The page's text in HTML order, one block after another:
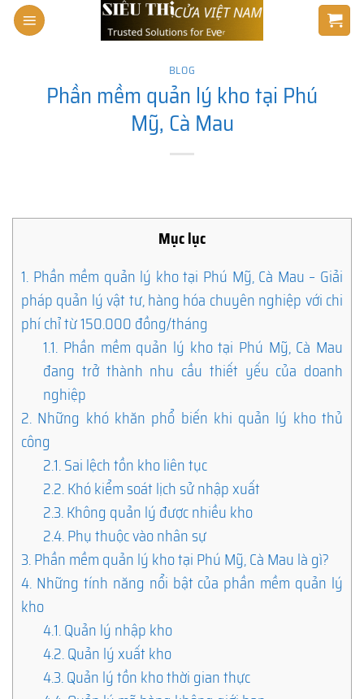
Skip
BLOG
Phần mềm quản lý kho tại Phú
Mỹ, Cà Mau
Mục lục
1. Phần mềm quản lý kho tại Phú Mỹ, Cà Mau – Giải
pháp quản lý vật tư, hàng hóa chuyên nghiệp với chi
phí chỉ từ 150.000 đồng/tháng
1.1. Phần mềm quản lý kho tại Phú Mỹ, Cà Mau
đang trở thành nhu cầu thiết yếu của doanh
nghiệp
2. Những khó khăn phổ biến khi quản lý kho thủ
công
2.1.Sai lệch tồn kho liên tục
2.2.Khó kiểm soát lịch sử nhập xuất
2.3.Không quản lý được nhiều kho
2.4.Phụ thuộc vào nhân sự
3.Phần mềm quản lý kho tại Phú Mỹ, Cà Mau là gì?
4. Những tính năng nổi bật của phần mềm quản lý
kho
4.1.Quản lý nhập kho
4.2.Quản lý xuất kho
4.3.Quản lý tồn kho thời gian thực